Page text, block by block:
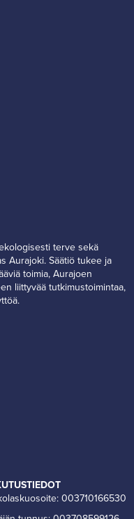
terve sekä
Aurajoki. Säätiö tukee ja
toimia, Aurajoen
liittyvää tutkimustoimintaa,
003710166530